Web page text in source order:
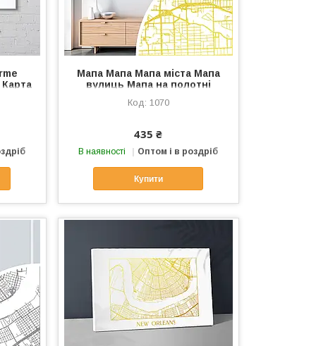
Карта
Мапа Мапа Мапа міста Мапа
вулиць Мапа на полотні
Мапами Розмір 60х40 см
1070
435 ₴
В наявності Оптом і в роздріб
Купити